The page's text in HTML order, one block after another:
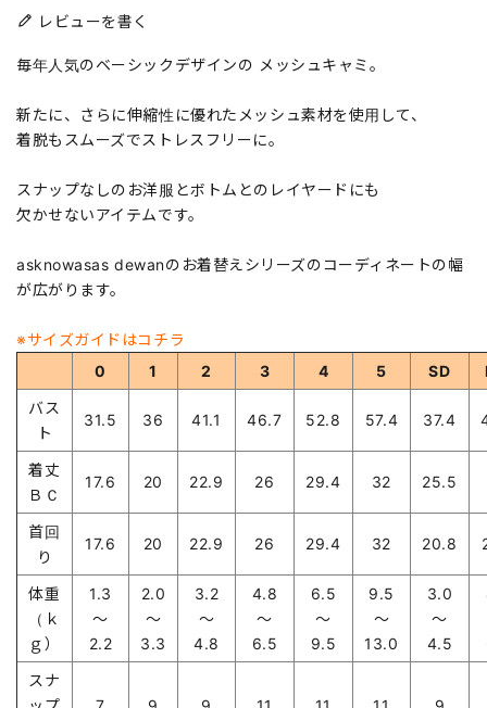
レビューを書く
毎年人気のベーシックデザインの メッシュキャミ。
新たに、さらに伸縮性に優れたメッシュ素材を使用して、
着脱もスムーズでストレスフリーに。
スナップなしのお洋服とボトムとのレイヤードにも
欠かせないアイテムです。
asknowasas dewanのお着替えシリーズのコーディネートの幅
が広がります。
※サイズガイドはコチラ
0
1 2 3 4 5 SD
バス
ト
31.5 36 41.1 46.7 52.8 57.4 37.4
着丈
ＢＣ
17.6 20 22.9 26 29.4 32 25.5
首回
り
17.6 20 22.9 26 29.4 32 20.8
体重
（ｋ
ｇ）
1.3
～
2.2
2.0
～
3.3
3.2
～
4.8
4.8
～
6.5
6.5
～
9.5
9.5
～
13.0
3.0
～
4.5
スナ